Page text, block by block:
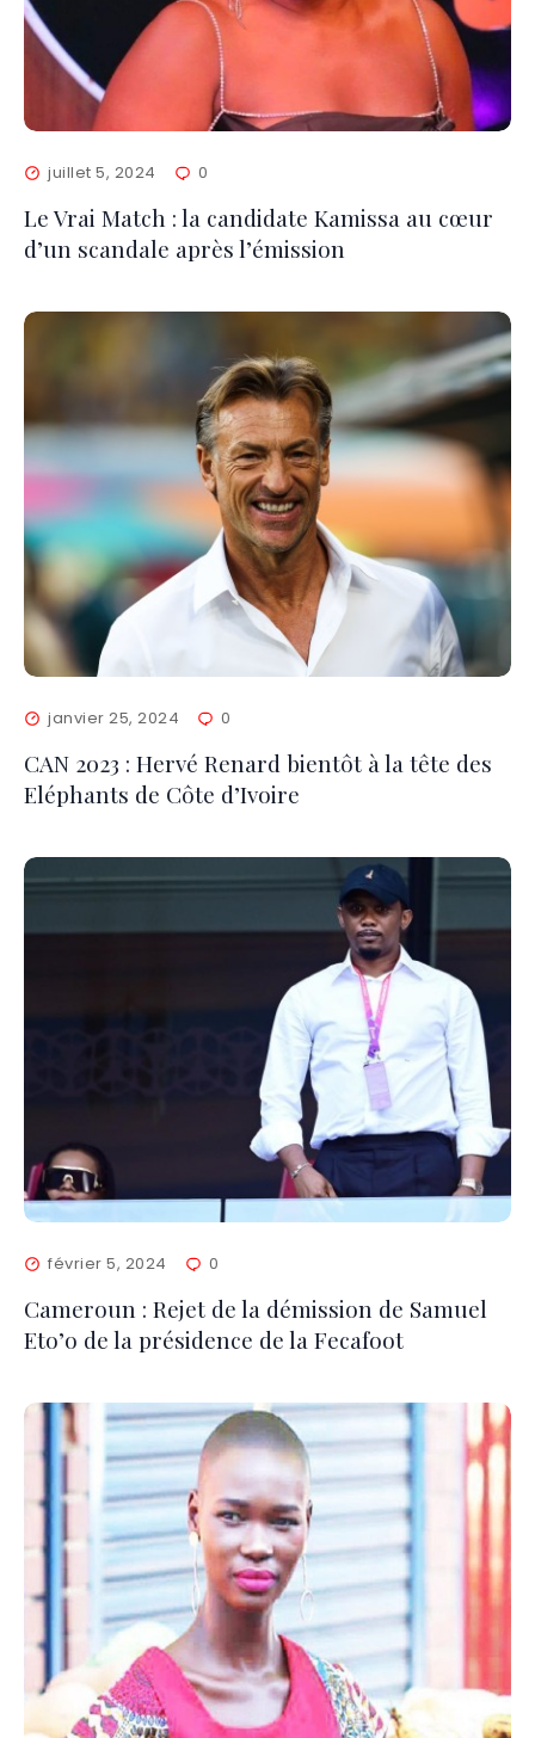
juillet 5, 2024 0
Le Vrai Match : la candidate Kamissa au cœur
d’un scandale après l’émission
janvier 25, 2024 0
CAN 2023 : Hervé Renard bientôt à la tête des
Eléphants de Côte d’Ivoire
février 5, 2024 0
Cameroun : Rejet de la démission de Samuel
Eto’o de la présidence de la Fecafoot